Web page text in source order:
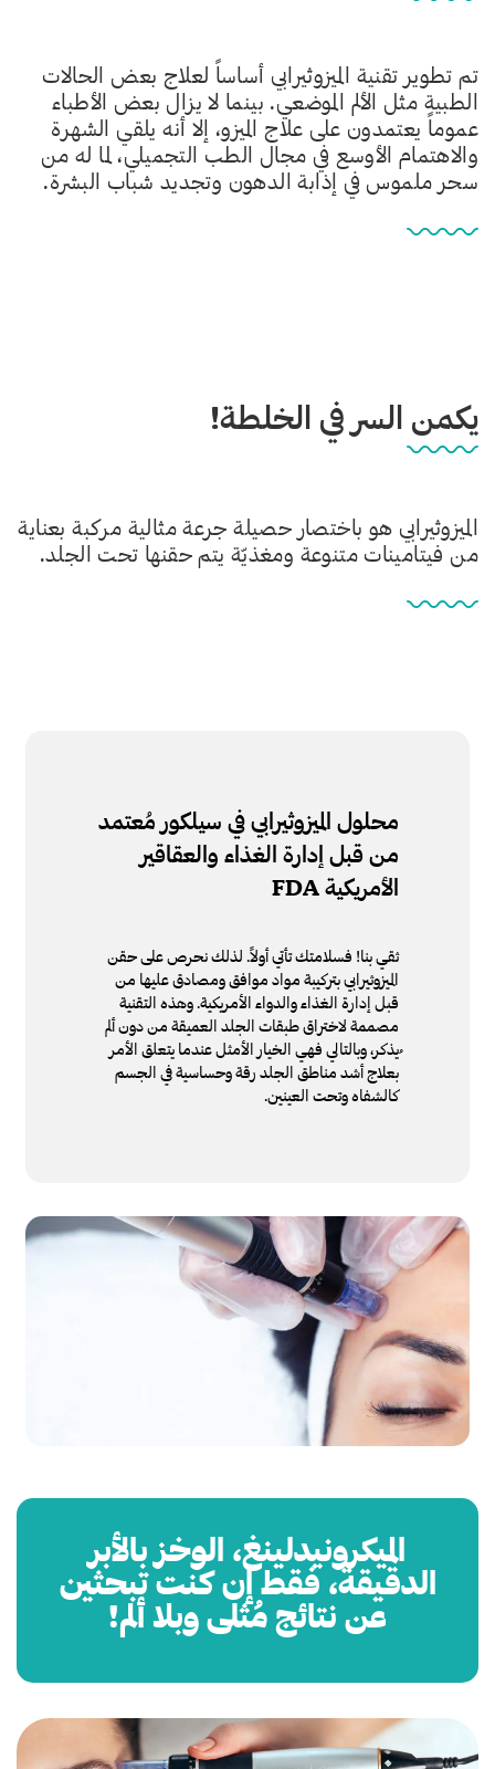
تم تطوير تقنية الميزوثيرابي أساساً لعلاج بعض الحالات
الطبية مثل الألم الموضعي. بينما لا يزال بعض الأطباء
عموماً يعتمدون على علاج الميزو، إلا أنه يلقي الشهرة
والاهتمام الأوسع في مجال الطب التجميلي، لما له من
سحر ملموس في إذابة الدهون وتجديد شباب البشرة.
يكمن السر في الخلطة!
الميزوثيرابي هو باختصار حصيلة جرعة مثالية مركبة بعناية
من فيتامينات متنوعة ومغذيّة يتم حقنها تحت الجلد.
محلول الميزوثيرابي في سيلكور مُعتمد
من قبل إدارة الغذاء والعقاقير
الأمريكيةFDA
ثقي بنا! فسلامتك تأتي أولاً. لذلك نحرص على حقن
الميزوثيرابي بتركيبة مواد موافق ومصادق عليها من
قبل إدارة الغذاء والدواء الأمريكية. وهذه التقنية
مصممة لاختراق طبقات الجلد العميقة من دون ألم
ُيذكر، وبالتالي فهي الخيار الأمثل عندما يتعلق الأمر
بعلاج أشد مناطق الجلد رقة وحساسية في الجسم
كالشفاه وتحت العينين.
الميكرونيدلينغ، الوخز بالأبر
الدقيقة، فقط إن كنت تبحثين
عن نتائج مُثلى وبلا ألم!